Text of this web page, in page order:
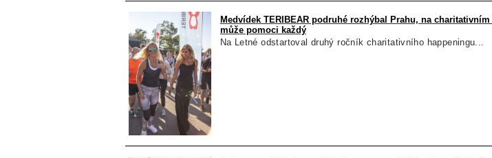
Medvídek TERIBEAR podruhé rozhýbal Prahu, na
může pomoci každý
Na Letné odstartoval druhý ročník charitativního happeningu...